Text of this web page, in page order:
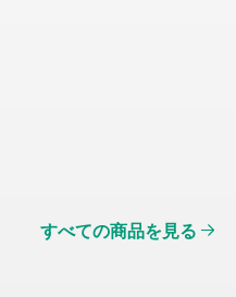
すべての商品を見る